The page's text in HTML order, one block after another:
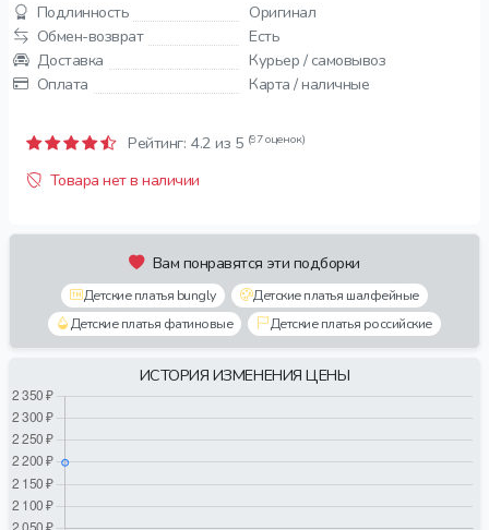
Подлинность
Оригинал
Обмен-возврат
Есть
Доставка
Курьер / самовывоз
Оплата
Карта / наличные
Рейтинг: 4.2 из 5 (97 оценок)
Товара нет в наличии
Вам понравятся эти подборки
Детские платья bungly
Детские платья шалфейные
Детские платья фатиновые
Детские платья российские
ИСТОРИЯ ИЗМЕНЕНИЯ ЦЕНЫ